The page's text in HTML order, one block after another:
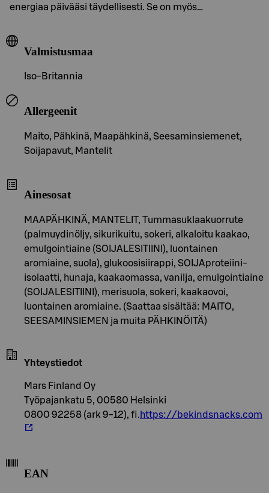
energiaa päivääsi täydellisesti. Se on myös…
Valmistusmaa
Iso-Britannia
Allergeenit
Maito, Pähkinä, Maapähkinä, Seesaminsiemenet,
Soijapavut, Mantelit
Ainesosat
MAAPÄHKINÄ, MANTELIT, Tummasuklaakuorrute
(palmuydinöljy, sikurikuitu, sokeri, alkaloitu kaakao,
emulgointiaine (SOIJALESITIINI), luontainen
aromiaine, suola), glukoosisiirappi, SOIJAproteiini-
isolaatti, hunaja, kaakaomassa, vanilja, emulgointiaine
(SOIJALESITIINI), merisuola, sokeri, kaakaovoi,
luontainen aromiaine. (Saattaa sisältää: MAITO,
SEESAMINSIEMEN ja muita PÄHKINÖITÄ)
Yhteystiedot
Mars Finland Oy
Työpajankatu 5, 00580 Helsinki
0800 92258 (ark 9-12), fi. https://bekindsnacks.com
EAN